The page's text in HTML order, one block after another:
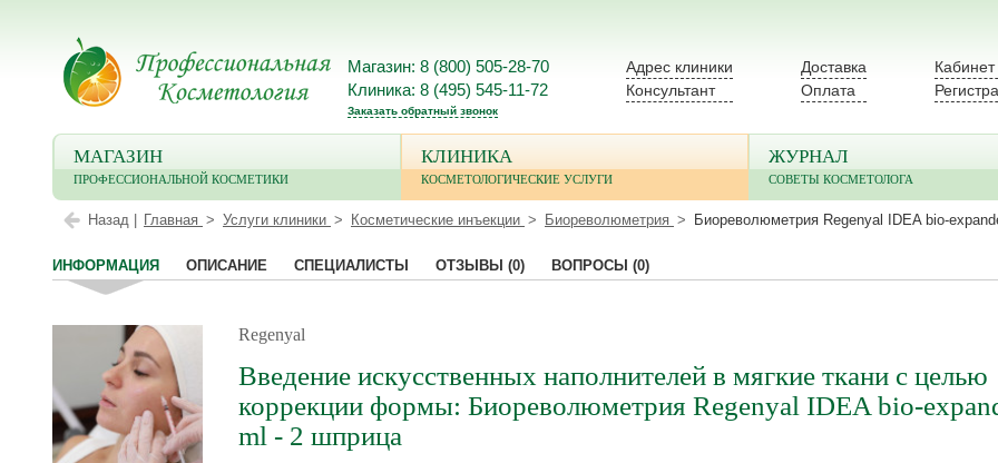
Магазин: 8 (800) 505-28-70
Клиника: 8 (495) 545-11-72
Заказать обратный звонок
Адрес клиники
Консультант
Доставка
Оплата
Кабинет
МАГАЗИН
ПРОФЕССИОНАЛЬНОЙ КОСМЕТИКИ
КЛИНИКА
КОСМЕТОЛОГИЧЕСКИЕ УСЛУГИ
ЖУРНАЛ
СОВЕТЫ КОСМЕТОЛОГА
Назад | Главная Услуги клиники Косметические инъекции Биореволюметрия Биореволюметрия Regenyal IDEA bio-
ИНФОРМАЦИЯ ОПИСАНИЕ СПЕЦИАЛИСТЫ ОТЗЫВЫ (0) ВОПРОСЫ (0)
Regenyal
Введение искусственных наполнителей в мягкие ткани с целью
коррекции формы: Биореволюметрия Regenyal IDEA bio-
ml - 2 шприца